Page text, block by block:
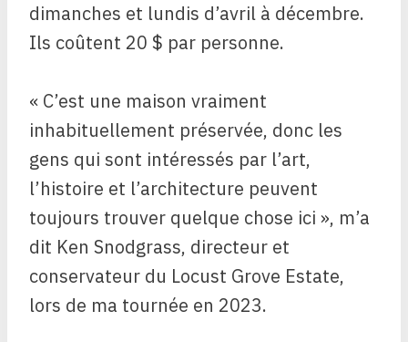
dimanches et lundis d’avril à décembre.
Ils coûtent 20 $ par personne.
« C’est une maison vraiment
inhabituellement préservée, donc les
gens qui sont intéressés par l’art,
l’histoire et l’architecture peuvent
toujours trouver quelque chose ici », m’a
dit Ken Snodgrass, directeur et
conservateur du Locust Grove Estate,
lors de ma tournée en 2023.